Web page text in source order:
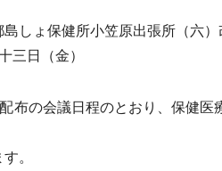
しょ保健所小笠原出張所（六）
日（金）
の会議日程のとおり、保健医
。